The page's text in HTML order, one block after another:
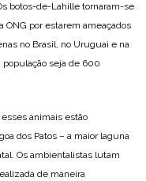
botos-de-Lahille tornaram-se
ONG por estarem ameaçados
no Brasil, no Uruguai e na
seja de 600
esses animais estão
dos Patos – a maior laguna
Os ambientalistas lutam
de maneira